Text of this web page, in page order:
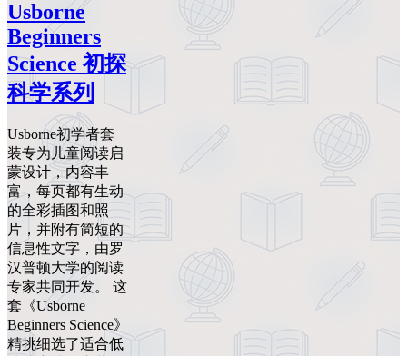
Usborne
Beginners
Science 初探
科学系列
Usborne初学者套
装专为儿童阅读启
蒙设计，内容丰
富，每页都有生动
的全彩插图和照
片，并附有简短的
信息性文字，由罗
汉普顿大学的阅读
专家共同开发。 这
套《Usborne
Beginners Science》
精挑细选了适合低